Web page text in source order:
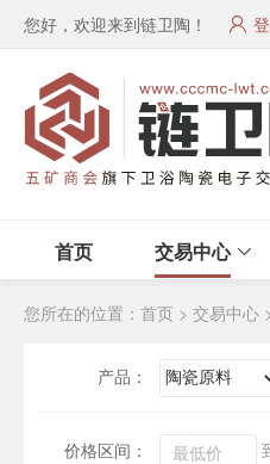
您好，欢迎来到链卫陶！
首页 交易中心
您所在的位置： 首页 > 交易中心 >
产品：
价格区间：